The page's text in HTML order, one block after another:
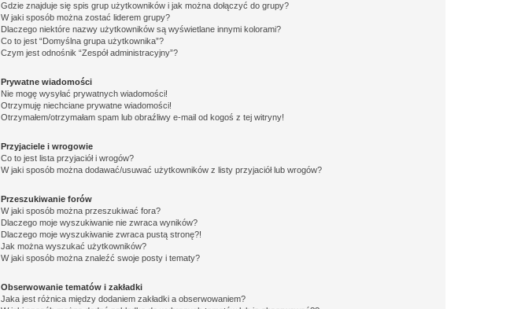
Gdzie znajduje się spis grup użytkowników i jak można dołączyć do grupy?
W jaki sposób można zostać liderem grupy?
Dlaczego niektóre nazwy użytkowników są wyświetlane innymi kolorami?
Co to jest “Domyślna grupa użytkownika”?
Czym jest odnośnik “Zespół administracyjny”?
Prywatne wiadomości
Nie mogę wysyłać prywatnych wiadomości!
Otrzymuję niechciane prywatne wiadomości!
Otrzymałem/otrzymałam spam lub obraźliwy e-mail od kogoś z tej witryny!
Przyjaciele i wrogowie
Co to jest lista przyjaciół i wrogów?
W jaki sposób można dodawać/usuwać użytkowników z listy przyjaciół lub wrogów?
Przeszukiwanie forów
W jaki sposób można przeszukiwać fora?
Dlaczego moje wyszukiwanie nie zwraca wyników?
Dlaczego moje wyszukiwanie zwraca pustą stronę?!
Jak można wyszukać użytkowników?
W jaki sposób można znaleźć swoje posty i tematy?
Obserwowanie tematów i zakładki
Jaka jest różnica między dodaniem zakładki a obserwowaniem?